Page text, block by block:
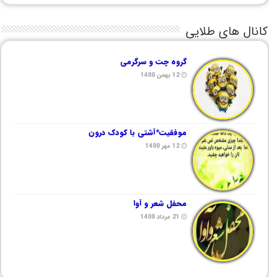
کانال های طلایی
گروه چت و سرگرمی
12 بهمن 1400
موفقیت*آشتی با کودک درون
12 مهر 1400
محفل شعر و آوا
21 مرداد 1400